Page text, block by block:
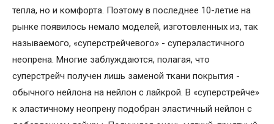
тепла, но и комфорта. Поэтому в последнее 10-летие на
рынке появилось немало моделей, изготовленных из, так
называемого, «суперстрейчевого» - суперэластичного
неопрена. Многие заблуждаются, полагая, что
суперстрейч получен лишь заменой ткани покрытия -
обычного нейлона на нейлон с лайкрой. В «суперстрейче»
к эластичному неопрену подобран эластичный нейлон с